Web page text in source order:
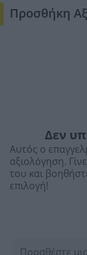
Προσθήκη
Δεν
Αυτός ο
αξιολόγηση.
του και
επιλογή!